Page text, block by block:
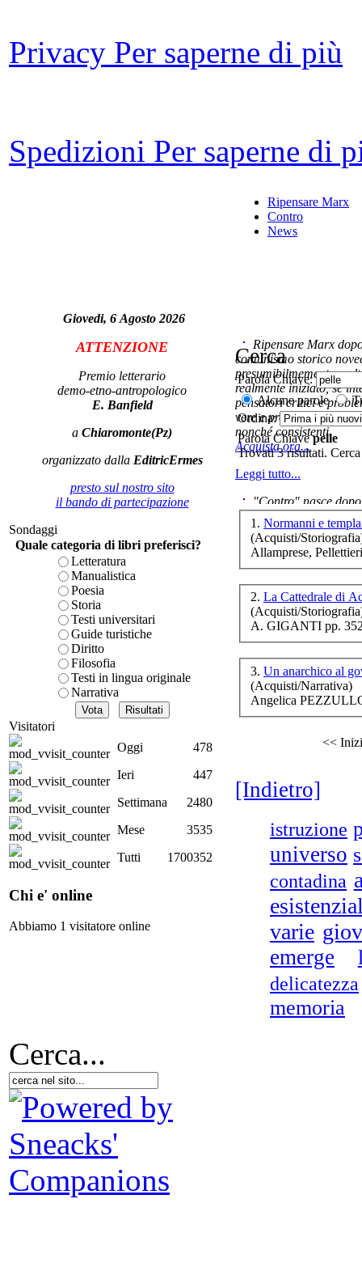
Il
Privacy Per saperne di più
Spedizioni Per saperne di
Giovedi, 6 Agosto 2026
ATTENZIONE
Premio letterario
demo-etno-antropologico
E. Banfield
a Chiaromonte(Pz)
organizzato dalla EditricErmes
presto sul nostro sito
il bando di partecipazione
Sondaggi
Quale categoria di libri preferisci?
Letteratura
Manualistica
Poesia
Storia
Testi universitari
Guide turistiche
Diritto
Filosofia
Testi in lingua originale
Narrativa
Visitatori
Oggi
478
Ieri
447
Settimana
2480
Mese
3535
Tutti
1700352
Chi e' online
Abbiamo 1 visitatore online
Ripensare Marx
Contro
News
Ripensare Marx
comunismo storico
presumibilmemente
realmente iniziato, se
pensatori critici e
vere e proprie correnti
nonché consistenti.
Acquista ora...
Leggi tutto...
"Contro" nasce
cominciato con la
ripensaremarx. i saggi
questa collaborazione
è teorica, sempre però
presente fase.
Acquista ora...
A feed could not be
http://www.lastampa.it/
Cerca
Parola Chiave:
Alcune parole
Ordina:
Parola Chiavepelle
Trovati 3 risultati.
1. Normanni e
(Acquisti/
Allamprese, Pelle
2. La Cattedrale di
(Acquisti/
A. GIGANTI pp.
3. Un anarchico al
(Acquisti/Narrativa)
Angelica
<<
[Indietro]
istruzione
universo
contadina
varie
emerge
delicatezza
memoria
Cerca...